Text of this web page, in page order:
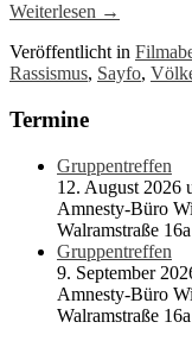
Weiterlesen →
Veröffentlicht in
Rassismus, Sayfo,
Termine
Gruppentreffen
12. August 2026
Amnesty-Büro
Walramstraße 16a
Gruppentreffen
9. September
Amnesty-Büro
Walramstraße 16a